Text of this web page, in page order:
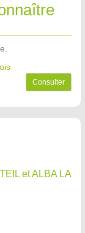
Consulter
et ALBA LA